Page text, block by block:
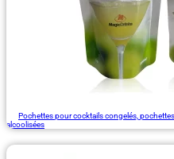
Pochettes pour cocktails congelés,
alcoolisées